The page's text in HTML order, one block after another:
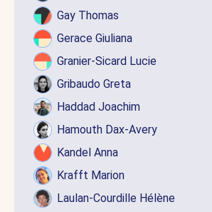
Gay Thomas
Gerace Giuliana
Granier-Sicard Lucie
Gribaudo Greta
Haddad Joachim
Hamouth Dax-Avery
Kandel Anna
Krafft Marion
Laulan-Courdille Hélène